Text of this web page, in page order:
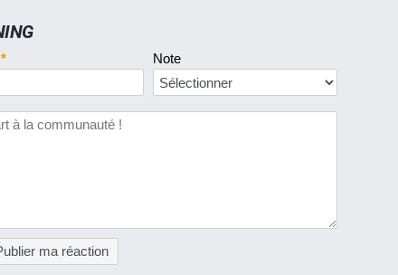
* Note
ma réaction